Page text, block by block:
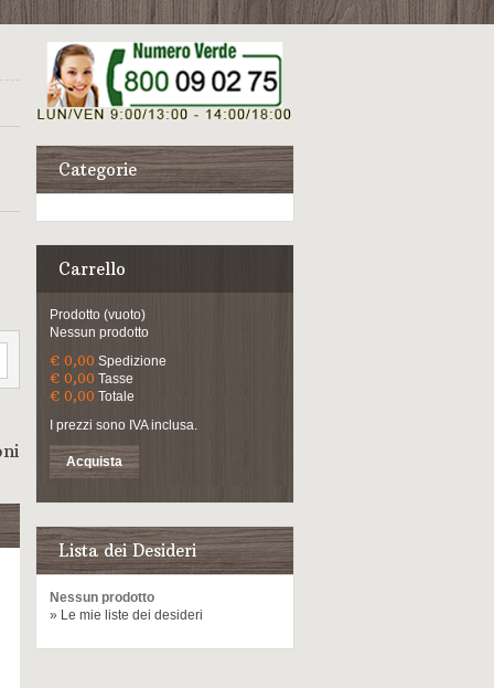
Categorie
Carrello
Prodotto (vuoto)
Nessun prodotto
€ 0,00 Spedizione
€ 0,00 Tasse
€ 0,00 Totale
I prezzi sono IVA inclusa.
Acquista
Lista dei Desideri
Nessun prodotto
» Le mie liste dei desideri